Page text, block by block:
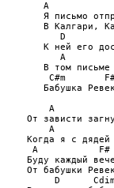
   A
Я письмо
В Калгари,
      D
К ней его
      A
В том письме
C#m
Бабушка
A
От зависти
A
Когда я с дядей
A
Буду каждый
От бабушки
D